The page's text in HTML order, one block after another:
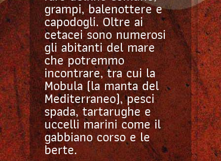
grampi, balenottere e
capodogli. Oltre ai
cetacei sono numerosi
gli abitanti del mare
che potremmo
incontrare, tra cui la
Mobula (la manta del
Mediterraneo), pesci
spada, tartarughe e
uccelli marini come il
gabbiano corso e le
berte.